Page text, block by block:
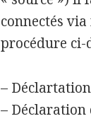
connectés
procédure ci-
–
– Déclaration